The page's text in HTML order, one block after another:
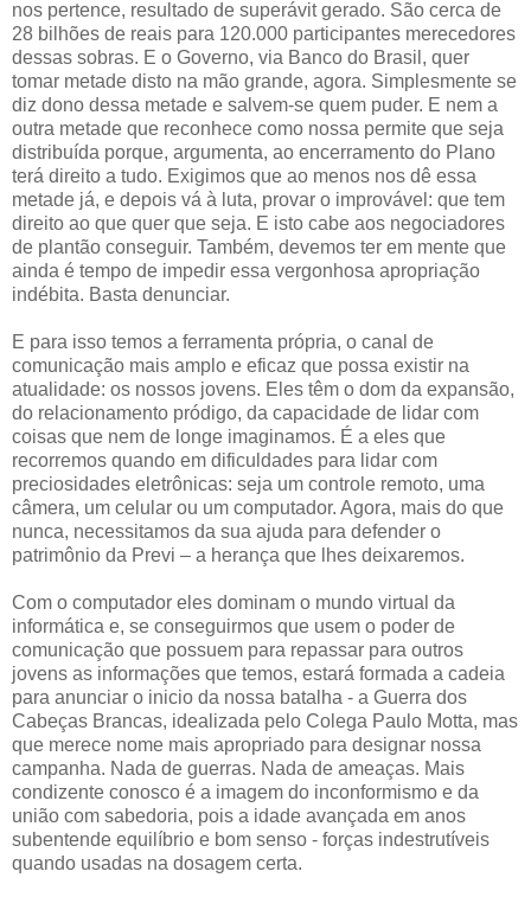
nos pertence, resultado de superávit gerado. São cerca de
28 bilhões de reais para 120.000 participantes merecedores
dessas sobras. E o Governo, via Banco do Brasil, quer
tomar metade disto na mão grande, agora. Simplesmente se
diz dono dessa metade e salvem-se quem puder. E nem a
outra metade que reconhece como nossa permite que seja
distribuída porque, argumenta, ao encerramento do Plano
terá direito a tudo. Exigimos que ao menos nos dê essa
metade já, e depois vá à luta, provar o improvável: que tem
direito ao que quer que seja. E isto cabe aos negociadores
de plantão conseguir. Também, devemos ter em mente que
ainda é tempo de impedir essa vergonhosa apropriação
indébita. Basta denunciar.
E para isso temos a ferramenta própria, o canal de
comunicação mais amplo e eficaz que possa existir na
atualidade: os nossos jovens. Eles têm o dom da expansão,
do relacionamento pródigo, da capacidade de lidar com
coisas que nem de longe imaginamos. É a eles que
recorremos quando em dificuldades para lidar com
preciosidades eletrônicas: seja um controle remoto, uma
câmera, um celular ou um computador. Agora, mais do que
nunca, necessitamos da sua ajuda para defender o
patrimônio da Previ – a herança que lhes deixaremos.
Com o computador eles dominam o mundo virtual da
informática e, se conseguirmos que usem o poder de
comunicação que possuem para repassar para outros
jovens as informações que temos, estará formada a cadeia
para anunciar o inicio da nossa batalha - a Guerra dos
Cabeças Brancas, idealizada pelo Colega Paulo Motta, mas
que merece nome mais apropriado para designar nossa
campanha. Nada de guerras. Nada de ameaças. Mais
condizente conosco é a imagem do inconformismo e da
união com sabedoria, pois a idade avançada em anos
subentende equilíbrio e bom senso - forças indestrutíveis
quando usadas na dosagem certa.